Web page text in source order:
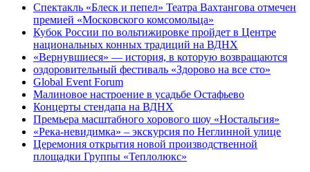
Спектакль «Блеск и пепел» Театра Вахтангова отмечен
премией «Московского комсомольца»
Кубок России по вольтижировке пройдет в Центре
национальных конных традиций на ВДНХ
«Вернувшиеся» — история, в которую возвращаются
оздоровительный фестиваль «Здорово на все сто»
Global Event Forum
Малиновое настроение в усадьбе Остафьево
Концерты стендапа на ВДНХ
Премьера масштабного хорового шоу «Ностальгия»
«Река-невидимка» – экскурсия по Неглинной улице
Церемония открытия новой производственной
площадки Группы «Теплолюкс»